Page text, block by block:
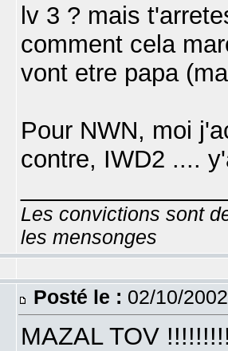
lv 3 ? mais
comment cela
vont etre papa
Pour NWN, moi
contre, IWD2 ....
Les convictions sont
les mensonges
Posté le : 02/10/
MAZAL TOV